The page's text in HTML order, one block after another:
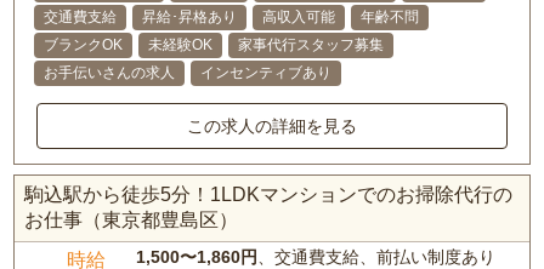
交通費支給
昇給･昇格あり 高収入可能
年齢不問
ブランクOK
未経験OK
家事代行スタッフ募集
お手伝いさんの求人
インセンティブあり
この求人の詳細を見る
駒込駅から徒歩5分！1LDKマンションでのお掃除代行の
お仕事（東京都豊島区）
時給 1,500〜1,860円、交通費支給、前払い制度あり